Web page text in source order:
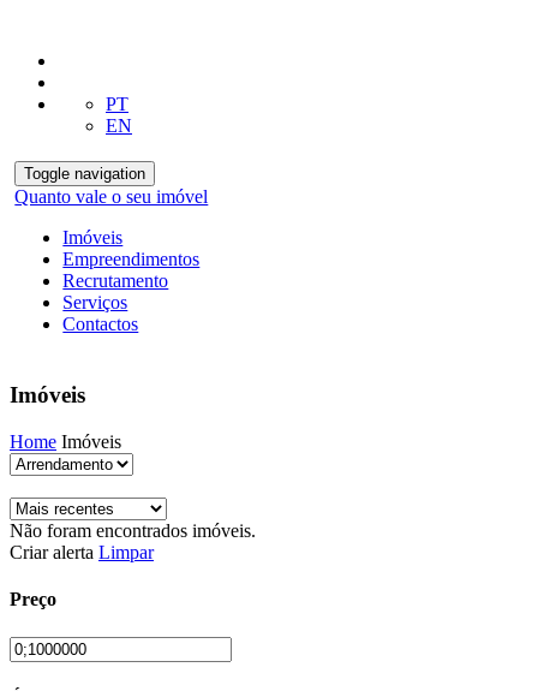
PT
EN
Toggle navigation
Quanto vale o seu imóvel
Imóveis
Empreendimentos
Recrutamento
Serviços
Contactos
Imóveis
Home Imóveis
Não foram encontrados imóveis.
Criar alerta Limpar
Preço